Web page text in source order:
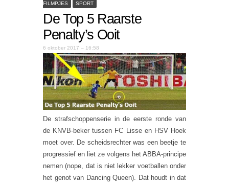
FILMPJES SPORT
De Top 5 Raarste
Penalty’s Ooit
6 oktober 2017 – 16:58
De strafschoppenserie in de eerste ronde van
de KNVB-beker tussen FC Lisse en HSV Hoek
moet over. De scheidsrechter was een beetje te
progressief en liet ze volgens het ABBA-principe
nemen (nope, dat is niet lekker voetballen onder
het genot van Dancing Queen). Dat houdt in dat